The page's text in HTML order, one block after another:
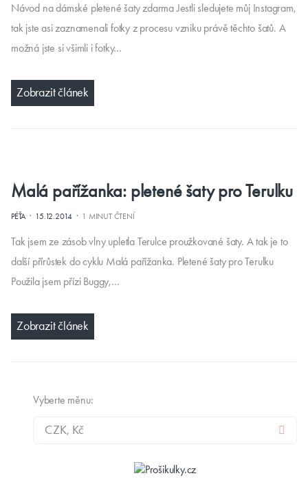
Návod na dámské pletené šaty zdarma Jestli sledujete můj Instagram,
tak jste asi zaznamenali fotky z procesu vzniku právě těchto šatů. A
možná jste si všimli i fotky…
Zobrazit článek
Malá pařížanka: pletené šaty pro Terulku
PÉŤA· 15.12.2014 · 1 MINUT ČTENÍ
Tak jsem ze zásob vlny upletla Terulce proužkované šaty. A tak je to
další přírůstek do cyklu Malá pařížanka. Pletené šaty pro Terulku
Použila jsem přízi Buggy,…
Zobrazit článek
Vyberte měnu: